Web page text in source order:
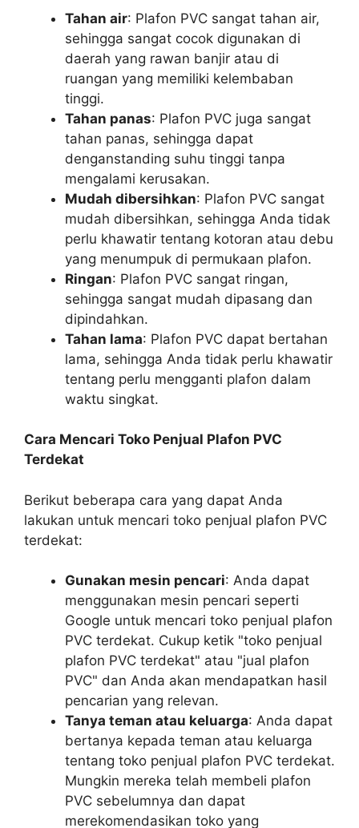
Tahan air: Plafon PVC sangat tahan air,
sehingga sangat cocok digunakan di
daerah yang rawan banjir atau di
ruangan yang memiliki kelembaban
tinggi.
Tahan panas: Plafon PVC juga sangat
tahan panas, sehingga dapat
denganstanding suhu tinggi tanpa
mengalami kerusakan.
Mudah dibersihkan: Plafon PVC sangat
mudah dibersihkan, sehingga Anda tidak
perlu khawatir tentang kotoran atau debu
yang menumpuk di permukaan plafon.
Ringan: Plafon PVC sangat ringan,
sehingga sangat mudah dipasang dan
dipindahkan.
Tahan lama: Plafon PVC dapat bertahan
lama, sehingga Anda tidak perlu khawatir
tentang perlu mengganti plafon dalam
waktu singkat.
Cara Mencari Toko Penjual Plafon PVC
Terdekat
Berikut beberapa cara yang dapat Anda
lakukan untuk mencari toko penjual plafon PVC
terdekat:
Gunakan mesin pencari: Anda dapat
menggunakan mesin pencari seperti
Google untuk mencari toko penjual plafon
PVC terdekat. Cukup ketik "toko penjual
plafon PVC terdekat" atau "jual plafon
PVC" dan Anda akan mendapatkan hasil
pencarian yang relevan.
Tanya teman atau keluarga: Anda dapat
bertanya kepada teman atau keluarga
tentang toko penjual plafon PVC terdekat.
Mungkin mereka telah membeli plafon
PVC sebelumnya dan dapat
merekomendasikan toko yang